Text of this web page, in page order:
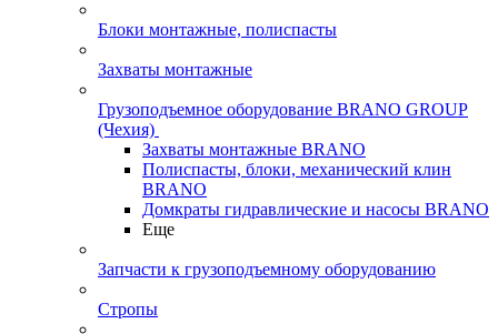
Блоки монтажные, полиспасты
Захваты монтажные
Грузоподъемное оборудование BRANO GROUP
(Чехия)
Захваты монтажные BRANO
Полиспасты, блоки, механический клин
BRANO
Домкраты гидравлические и насосы BRANO
Еще
Запчасти к грузоподъемному оборудованию
Стропы